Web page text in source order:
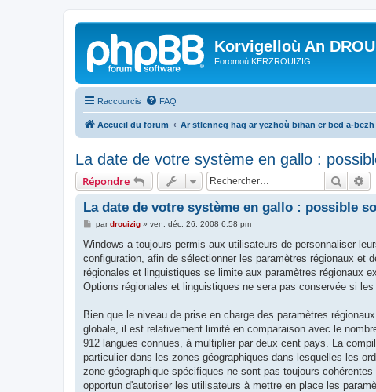
Korvigelloù An
Foromoù KERZROUIZIG
Raccourcis FAQ
Accueil du forum Ar stlenneg hag ar yezhoù bihan er bed a-bezh
La date de votre système en gallo :
Répondre
La date de votre système en gallo : possible
M
s
a
g
e
pardrouizig» ven. déc. 26, 2008 6:58 pm
Windows a toujours permis aux utilisateurs de personnaliser
configuration, afin de sélectionner les paramètres régionaux et
régionales et linguistiques se limite aux paramètres régionaux
Options régionales et linguistiques ne sera pas conservée si
Bien que le niveau de prise en charge des paramètres
globale, il est relativement limité en comparaison avec le
912 langues connues, à multiplier par deux cent pays. La
particulier dans les zones géographiques dans lesquelles les
zone géographique spécifiques ne sont pas toujours
opportun d'autoriser les utilisateurs à mettre en place les